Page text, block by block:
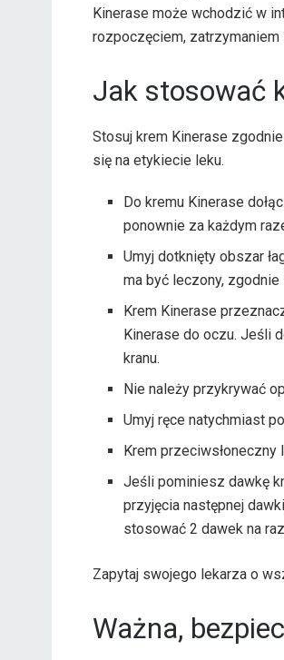
Kinerase może wchodzić w
rozpoczęciem,
Jak stosować
Stosuj krem ​​Kinerase
się na etykiecie leku.
Do kremu Kinerase
ponownie za każdym
Umyj dotknięty obszar
ma być leczony,
Krem Kinerase
Kinerase do oczu. Jeśli
kranu.
Nie należy przykrywać
Umyj ręce natychmiast
Krem przeciwsłoneczny
Jeśli pominiesz dawkę
przyjęcia następnej
stosować 2 dawek na
Zapytaj swojego lekarza o
Ważna,